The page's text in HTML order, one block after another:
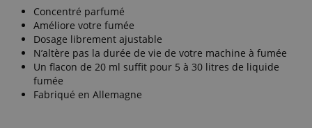
Concentré parfumé
Améliore votre fumée
Dosage librement ajustable
N’altère pas la durée de vie de votre machine à fumée
Un flacon de 20 ml suffit pour 5 à 30 litres de liquide
fumée
Fabriqué en Allemagne